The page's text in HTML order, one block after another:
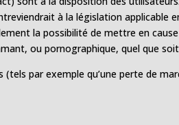
à la législation applicable
la possibilité de mettre en
ou pornographique, quel que
par exemple qu’une perte de